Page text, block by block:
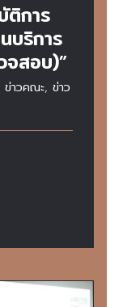
ติการ
บริการ
จสอบ)”
ข่าวคณะ, ข่าว